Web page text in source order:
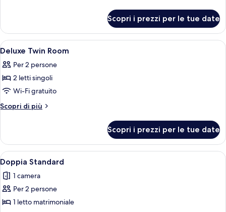
Twin
Room
Scopri i prezzi per le tue date
Apri
tutte
le
foto
per
Deluxe
6
Deluxe Twin Room
Per 2 persone
2 letti singoli
Wi-Fi gratuito
Scopri di più
Altri
Twin
Room
Scopri i prezzi per le tue date
Apri
tutte
le
foto
per
Doppia Standard | Minibar, una
5
Doppia Standard
1 camera
Per 2 persone
1 letto matrimoniale